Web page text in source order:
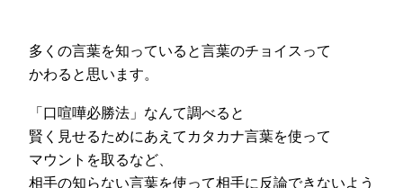
多くの言葉を知っていると言葉のチョイスって
かわると思います。
「口喧嘩必勝法」なんて調べると
賢く見せるためにあえてカタカナ言葉を使って
マウントを取るなど、
相手の知らない言葉を使って相手に反論できないよう